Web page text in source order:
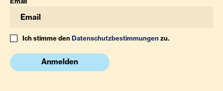
Ich stimme denDatenschutzbestimmungenzu.
Anmelden